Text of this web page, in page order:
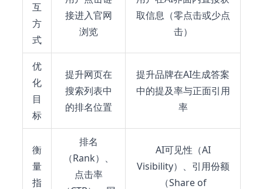
互
方
式
接进入官网
浏览
取信息（零点击或少点
击）
优
化
目
标
提升网页在
搜索列表中
的排名位置
提升品牌在AI生成答案
中的提及率与正面引用
率
衡
量
指
排名
（Rank）、
点击率
AI可见性（AI
Visibility）、引用份额
（Share of